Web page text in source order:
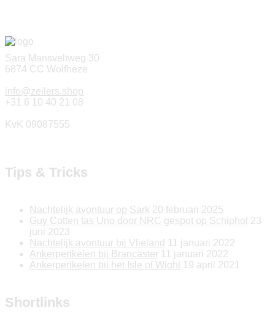
Sara Mansveltweg 30
6874 CC Wolfheze
info@zeilers.shop
+31 6 10 40 21 08
KvK 09087555
Tips & Tricks
Nachtelijk avontuur op Sark 20 februari 2025
Guy Cotten tas Uno door NRC gespot op Schiphol 23
juni 2023
Nachtelijk avontuur bij Vlieland 11 januari 2022
Ankerperikelen bij Brancaster 11 januari 2022
Ankerperikelen bij het Isle of Wight 19 april 2021
Shortlinks